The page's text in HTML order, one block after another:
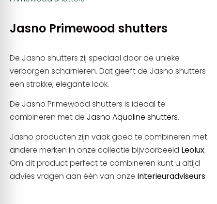
Jasno Primewood shutters
De Jasno shutters zij speciaal door de unieke
verborgen scharnieren. Dat geeft de Jasno shutters
een strakke, elegante look.
De Jasno Primewood shutters is ideaal te
combineren met de Jasno Aqualine shutters.
Jasno producten zijn vaak goed te combineren met
andere merken in onze collectie bijvoorbeeld Leolux.
Om dit product perfect te combineren kunt u altijd
advies vragen aan één van onze Interieuradviseurs.